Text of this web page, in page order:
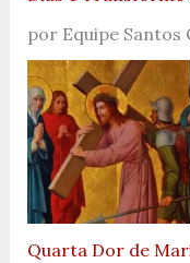
por Equipe Santos
Quarta Dor de